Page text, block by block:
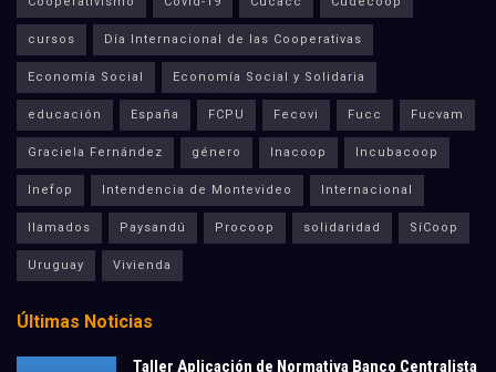
cursos Día Internacional de las Cooperativas
Economía Social Economía Social y Solidaria
educación España FCPU Fecovi Fucc Fucvam
Graciela Fernández género Inacoop Incubacoop
Inefop Intendencia de Montevideo Internacional
llamados Paysandú Procoop solidaridad SíCoop
Uruguay Vivienda
Últimas Noticias
Taller Aplicación de Normativa Banco Centralista